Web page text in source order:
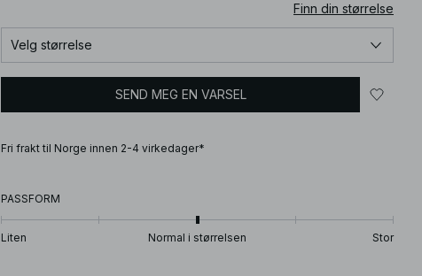
Finn din størrelse
Velg størrelse
SEND MEG EN VARSEL
Fri frakt til Norge innen 2-4 virkedager*
PASSFORM
Liten Normal i størrelsen Stor